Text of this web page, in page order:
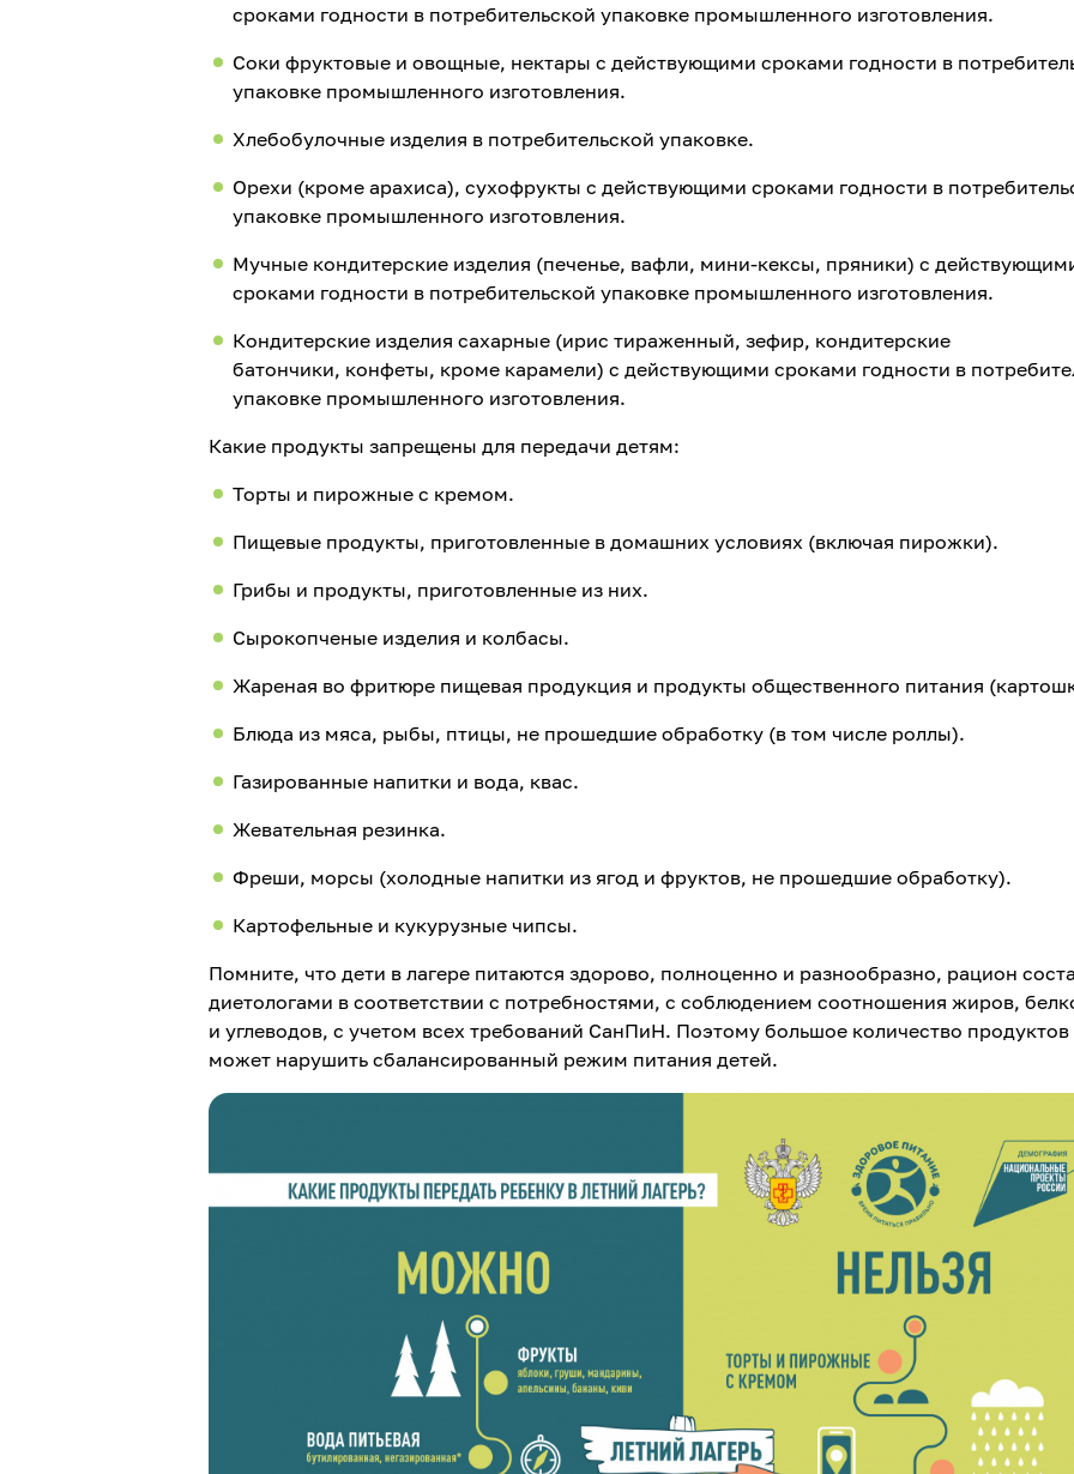
сроками годности в потребительской упаковке промышленного изготовления.
Соки фруктовые и овощные, нектары с действующими сроками годности в
упаковке промышленного изготовления.
Хлебобулочные изделия в потребительской упаковке.
Орехи (кроме арахиса), сухофрукты с действующими сроками годности в
упаковке промышленного изготовления.
Мучные кондитерские изделия (печенье, вафли, мини-кексы, пряники) с
сроками годности в потребительской упаковке промышленного изготовления.
Кондитерские изделия сахарные (ирис тираженный, зефир, кондитерские
батончики, конфеты, кроме карамели) с действующими сроками годности в
упаковке промышленного изготовления.
Какие продукты запрещены для передачи детям:
Торты и пирожные с кремом.
Пищевые продукты, приготовленные в домашних условиях (включая пирожки).
Грибы и продукты, приготовленные из них.
Сырокопченые изделия и колбасы.
Жареная во фритюре пищевая продукция и продукты общественного питания
Блюда из мяса, рыбы, птицы, не прошедшие обработку (в том числе роллы).
Газированные напитки и вода, квас.
Жевательная резинка.
Фреши, морсы (холодные напитки из ягод и фруктов, не прошедшие обработку).
Картофельные и кукурузные чипсы.
Помните, что дети в лагере питаются здорово, полноценно и разнообразно, рацион
диетологами в соответствии с потребностями, с соблюдением соотношения жиров,
и углеводов, с учетом всех требований СанПиН. Поэтому большое количество продуктов
может нарушить сбалансированный режим питания детей.